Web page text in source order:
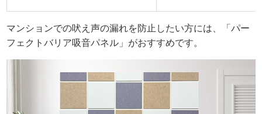
マンションでの吠え声の漏れを防止したい方には、「パー
フェクトバリア吸音パネル」がおすすめです。